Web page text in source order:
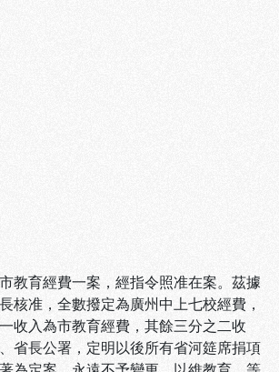
教育經費一案，經指令照准在案。茲據
核准，全數撥定為廣州中上七校經費，
收入為市教育經費，其餘三分之二收
省長公署，定明以後所有省河筵席捐項